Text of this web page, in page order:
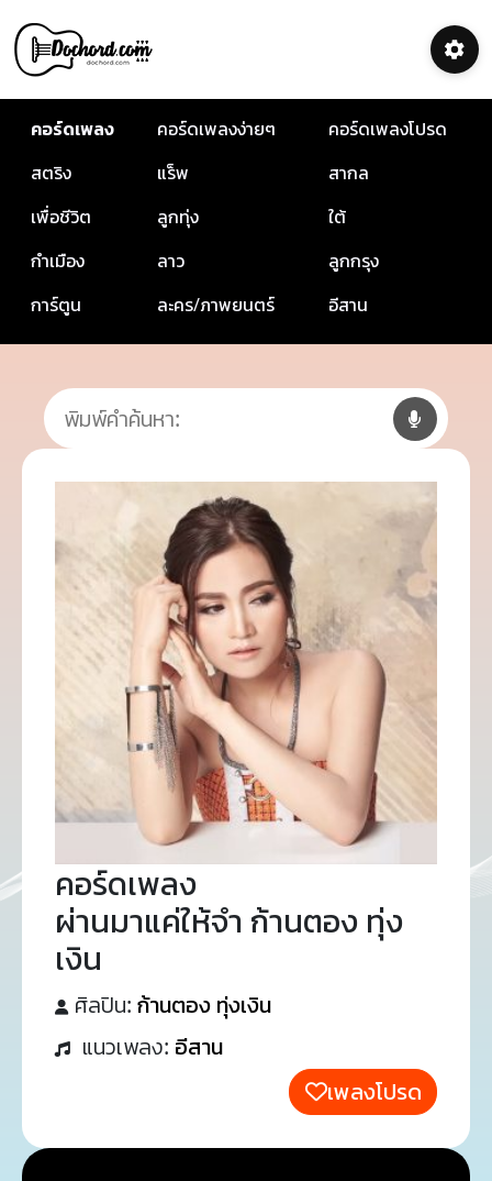
คอร์ดเพลง คอร์ดเพลงง่ายๆ
คอร์ดเพลงโปรด
สตริง
แร็พ
สากล
เพื่อชีวิต
ลูกทุ่ง
ใต้
กำเมือง
ลาว
ลูกกรุง
การ์ตูน
ละคร/ภาพยนตร์ อีสาน
คอร์ดเพลง
ผ่านมาแค่ให้จำ ก้านตอง ทุ่ง
เงิน
ศิลปิน: ก้านตอง ทุ่งเงิน
แนวเพลง: อีสาน
เพลงโปรด